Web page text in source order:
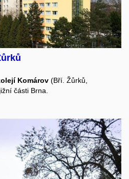
Komárov (Bří. Žůrků,
části Brna.